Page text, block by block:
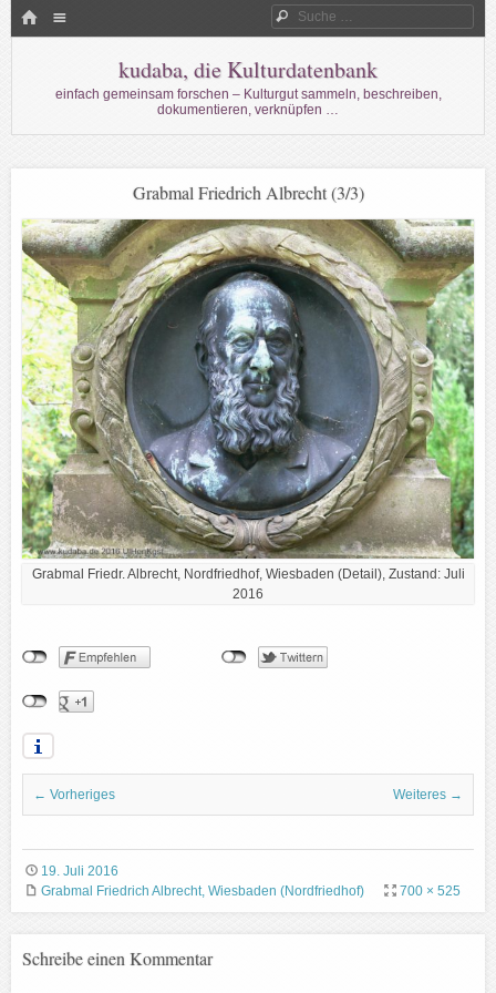
HOME Suche
kudaba, die Kulturdatenbank
einfach gemeinsam forschen – Kulturgut sammeln, beschreiben,
dokumentieren, verknüpfen …
Grabmal Friedrich Albrecht (3/3)
Grabmal Friedr. Albrecht, Nordfriedhof, Wiesbaden (Detail), Zustand: Juli
2016
← Vorheriges Weiteres →
19. Juli 2016
Grabmal Friedrich Albrecht, Wiesbaden (Nordfriedhof)
700 × 525
Schreibe einen Kommentar